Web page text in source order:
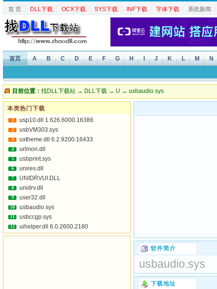
首 页 ┆ DLL下载 ┆ OCX下载 ┆ SYS下载 ┆ INF下载 ┆ 字体下载 ┆ 系统新闻
首页 A B C D E F G H J K L M N
目前位置： 找DLL下载站 → DLL下载 → U → usbaudio.sys
软件简介
usbaudio.sys
下载地址
本类热门下载
1 usp10.dll 1.626.6000.16386
2 usbVM303.sys
3 uxtheme.dll 6.2.9200.16433
4 urlmon.dll
5 usbprint.sys
6 unires.dll
7 UNIDRVUI.DLL
8 unidrv.dll
9 user32.dll
10 usbaudio.sys
11 usbccgp.sys
12 uihelper.dll 6.0.2600.2180